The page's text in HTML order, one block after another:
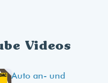
Videos
Auto an- und